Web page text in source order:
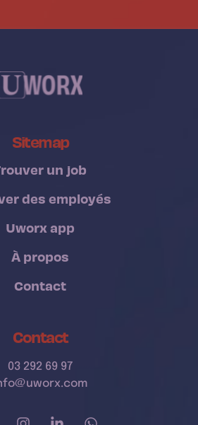
Sitemap
un job
des employés
Uworx app
À propos
Contact
Contact
03 292 69 97